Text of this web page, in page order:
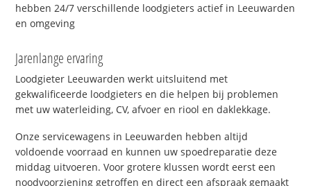
hebben 24/7 verschillende loodgieters actief in Leeuwarden
en omgeving
Jarenlange ervaring
Loodgieter Leeuwarden werkt uitsluitend met
gekwalificeerde loodgieters en die helpen bij problemen
met uw waterleiding, CV, afvoer en riool en daklekkage.
Onze servicewagens in Leeuwarden hebben altijd
voldoende voorraad en kunnen uw spoedreparatie deze
middag uitvoeren. Voor grotere klussen wordt eerst een
noodvoorziening getroffen en direct een afspraak gemaakt